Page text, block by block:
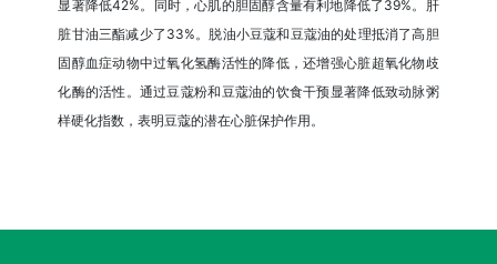
显著降低42%。同时，心肌的胆固醇含量有利地降低了39%。肝
脏甘油三酯减少了33%。脱油小豆蔻和豆蔻油的处理抵消了高胆
固醇血症动物中过氧化氢酶活性的降低，还增强心脏超氧化物歧
化酶的活性。通过豆蔻粉和豆蔻油的饮食干预显著降低致动脉粥
样硬化指数，表明豆蔻的潜在心脏保护作用。